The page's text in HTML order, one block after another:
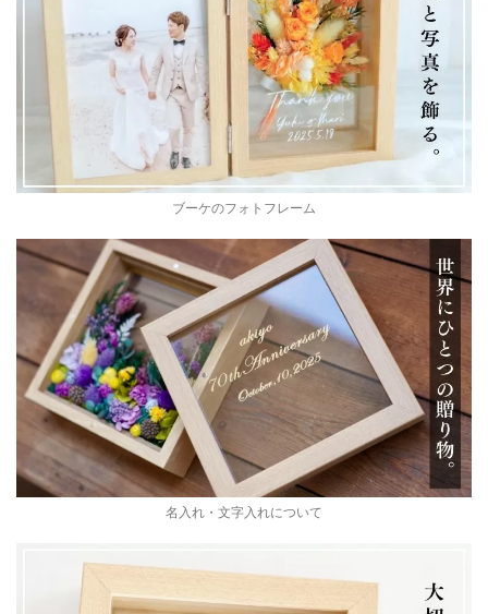
ブーケのフォトフレーム
名入れ・文字入れについて